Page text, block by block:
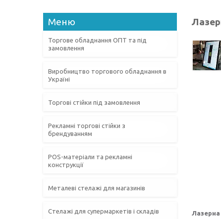
Лазерна
Торгове обладнання ОПТ та під
замовлення
Виробництво торгового обладнання в
Україні
Торгові стійки під замовлення
Рекламні торгові стійки з
брендуванням
POS-матеріали та рекламні
конструкції
Металеві стелажі для магазинів
Стелажі для супермаркетів і складів